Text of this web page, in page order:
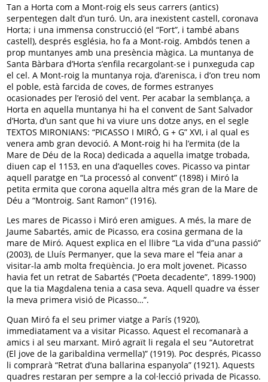
Tan a Horta com a Mont-roig els seus carrers (antics)
serpentegen dalt d’un turó. Un, ara inexistent castell, coronava
Horta; i una immensa construcció (el “Fort”, i també abans
castell), després església, ho fa a Mont-roig. Ambdós tenen a
prop muntanyes amb una presència màgica. La muntanya de
Santa Bàrbara d’Horta s’enfila recargolant-se i punxeguda cap
el cel. A Mont-roig la muntanya roja, d’arenisca, i d’on treu nom
el poble, està farcida de coves, de formes estranyes
ocasionades per l’erosió del vent. Per acabar la semblança, a
Horta en aquella muntanya hi ha el convent de Sant Salvador
d’Horta, d’un sant que hi va viure uns dotze anys, en el segle
TEXTOS MIRONIANS: “PICASSO I MIRÓ, G + G” XVI, i al qual es
venera amb gran devoció. A Mont-roig hi ha l’ermita (de la
Mare de Déu de la Roca) dedicada a aquella imatge trobada,
diuen cap el 1153, en una d’aquelles coves. Picasso va pintar
aquell paratge en “La processó al convent” (1898) i Miró la
petita ermita que corona aquella altra més gran de la Mare de
Déu a “Montroig. Sant Ramon” (1916).
Les mares de Picasso i Miró eren amigues. A més, la mare de
Jaume Sabartés, amic de Picasso, era cosina germana de la
mare de Miró. Aquest explica en el llibre “La vida d”una passió”
(2003), de Lluís Permanyer, que la seva mare el “feia anar a
visitar-la amb molta freqüència. Jo era molt jovenet. Picasso
havia fet un retrat de Sabartés (”Poeta decadente”, 1899-1900)
que la tia Magdalena tenia a casa seva. Aquell quadre va ésser
la meva primera visió de Picasso…”.
Quan Miró fa el seu primer viatge a París (1920),
immediatament va a visitar Picasso. Aquest el recomanarà a
amics i al seu marxant. Miró agraït li regala el seu “Autoretrat
(El jove de la garibaldina vermella)” (1919). Poc després, Picasso
li comprarà “Retrat d’una ballarina espanyola” (1921). Aquests
quadres restaran per sempre a la col·lecció privada de Picasso.